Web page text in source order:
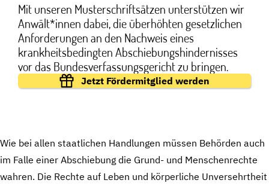
Mit unseren Musterschriftsätzen unterstützen wir
Anwält*innen dabei, die überhöhten gesetzlichen
Anforderungen an den Nachweis eines
krankheitsbedingten Abschiebungshindernisses
vor das Bundesverfassungsgericht zu bringen.
Jetzt Fördermitglied werden
Wie bei allen staatlichen Handlungen müssen Behörden auch
im Falle einer Abschiebung die Grund- und Menschenrechte
wahren. Die Rechte auf Leben und körperliche Unversehrtheit